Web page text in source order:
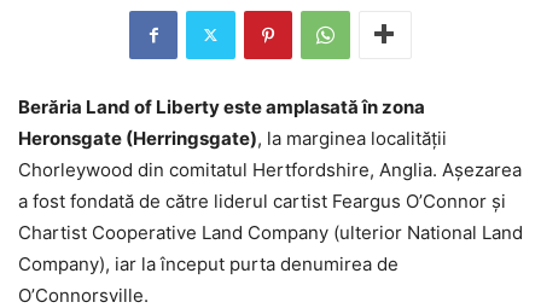
Berăria Land of Liberty este amplasată în zona
Heronsgate (Herringsgate), la marginea localităţii
Chorleywood din comitatul Hertfordshire, Anglia. Aşezarea
a fost fondată de către liderul cartist Feargus O’Connor şi
Chartist Cooperative Land Company (ulterior National Land
Company), iar la început purta denumirea de
O’Connorsville.